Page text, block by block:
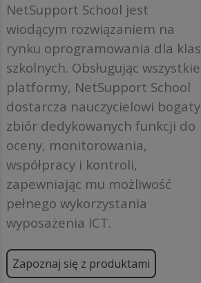
NetSupport School jest
wiodącym rozwiązaniem na
rynku oprogramowania dla klas
szkolnych. Obsługując wszystkie
platformy, NetSupport School
dostarcza nauczycielowi bogaty
zbiór dedykowanych funkcji do
oceny, monitorowania,
współpracy i kontroli,
zapewniając mu możliwość
pełnego wykorzystania
wyposażenia ICT.
Zapoznaj się z produktami